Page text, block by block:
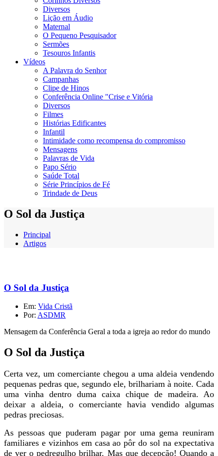
Diversos
Lição em Áudio
Maternal
O Pequeno Pesquisador
Sermões
Tesouros Infantis
Vídeos
A Palavra do Senhor
Campanhas
Clipe de Hinos
Conferência Online "Crise e Vitória
Diversos
Filmes
Histórias Edificantes
Infantil
Intimidade como recompensa do compromisso
Mensagens
Palavras de Vida
Papo Sério
Saúde Total
Série Princípios de Fé
Trindade de Deus
O Sol da Justiça
Principal
Artigos
O Sol da Justiça
Em: Vida Cristã
Por: ASDMR
Mensagem da Conferência Geral a toda a igreja ao redor do mundo
O Sol da Justiça
Certa vez, um comerciante chegou a uma aldeia vendendo
pequenas pedras que, segundo ele, brilhariam à noite. Cada
uma vinha dentro duma caixa chique de madeira. Ao
deixar a aldeia, o comerciante havia vendido algumas
pedras preciosas.
As pessoas que puderam pagar por uma gema reuniram
familiares e vizinhos em casa ao pôr do sol na expectativa
de ver o pedregulho brilhar. Mas que decepção! Quando a